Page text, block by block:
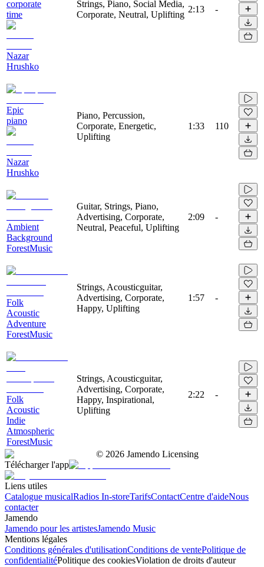
corporate
time
Nazar
Hrushko
Strings, Piano, Social Media,
Corporate, Neutral, Uplifting
2:13 -
Epic
piano
Nazar
Hrushko
Piano, Percussion,
Corporate, Energetic,
Uplifting
1:33 110
Ambient
Background
ForestMusic
Guitar, Strings, Piano,
Advertising, Corporate,
Neutral, Peaceful, Uplifting
2:09 -
Folk
Acoustic
Adventure
ForestMusic
Strings, Acousticguitar,
Advertising, Corporate,
Happy, Uplifting
1:57 -
Folk
Acoustic
Indie
Atmospheric
ForestMusic
Strings, Acousticguitar,
Advertising, Corporate,
Happy, Inspirational,
Uplifting
2:22 -
© 2026 Jamendo Licensing
Télécharger l'app
Liens utiles
Catalogue musicalRadios In-storeTarifsContactCentre d'aideNous
contacter
Jamendo
Jamendo pour les artistesJamendo Music
Mentions légales
Conditions générales d'utilisationConditions de ventePolitique de
confidentialitéPolitique des cookiesViolation de droits d'auteur